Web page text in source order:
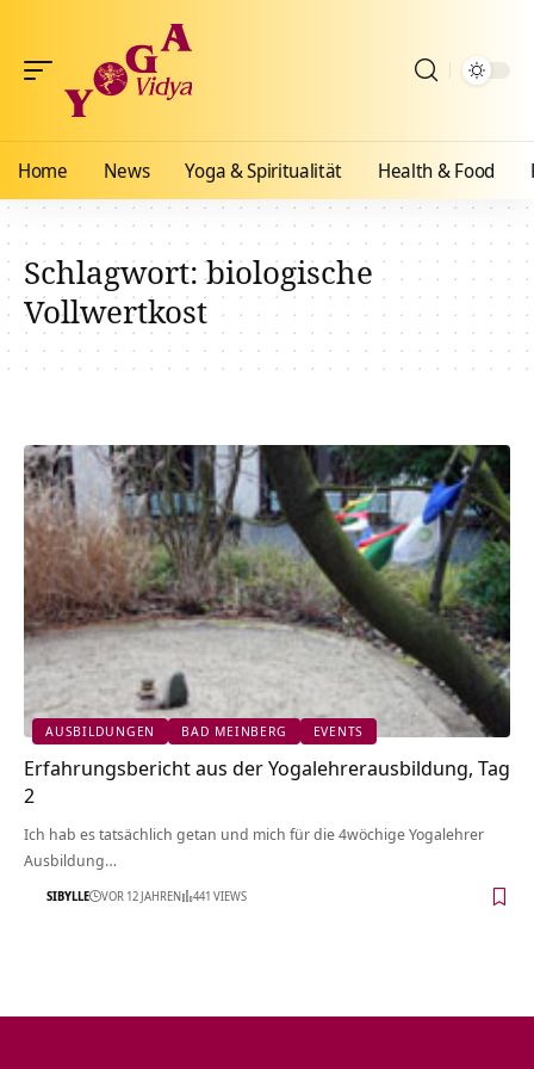
Home News Yoga & Spiritualität Health & Food
Schlagwort:biologische
Vollwertkost
AUSBILDUNGEN BAD MEINBERG EVENTS
Erfahrungsbericht aus der Yogalehrerausbildung, Tag
2
Ich hab es tatsächlich getan und mich für die 4wöchige Yogalehrer
Ausbildung…
SIBYLLE VOR 12 JAHREN 441 VIEWS